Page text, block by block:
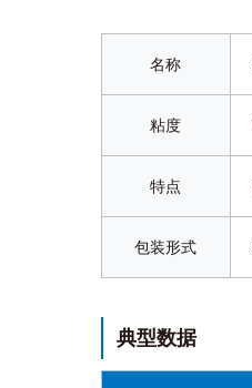
名称
粘度
特点
包装形式
典型数据